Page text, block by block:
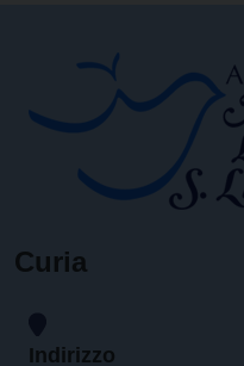
Curia
Indirizzo